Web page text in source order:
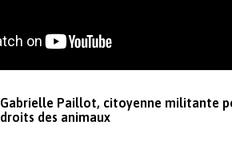
Gabrielle Paillot, citoyenne militante
droits des animaux